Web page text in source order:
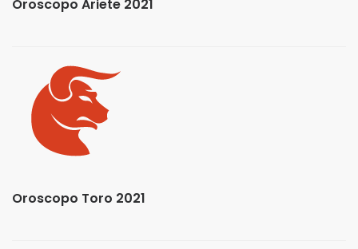
Oroscopo Ariete 2021
Oroscopo Toro 2021